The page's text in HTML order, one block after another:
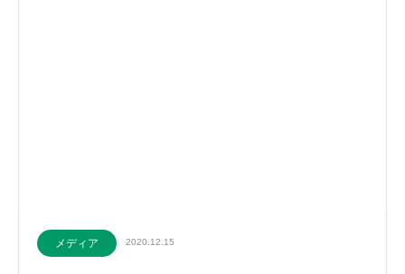
メディア 2020.12.15